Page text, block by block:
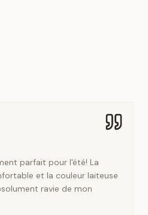
parfait pour l'été! La
et la couleur laiteuse
ravie de mon